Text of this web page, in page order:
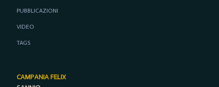
PUBBLICAZIONI
VIDEO
TAGS
CAMPANIA FELIX